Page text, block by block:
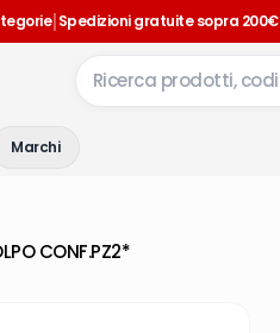
|Spedizioni gratuite sopra 200€
Marchi
CONF.PZ2*